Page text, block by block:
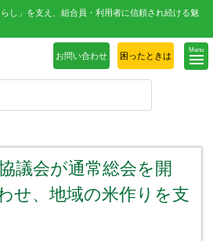
し」を支え、組合員・利用者に信頼され続ける魅
Menu
お問い合わせ 困ったときは
議会が通常総会を開
せ、地域の米作りを支